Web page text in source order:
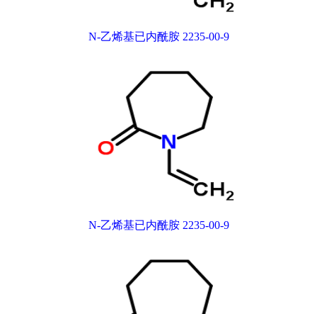
N-乙烯基已内酰胺 2235-00-9
N-乙烯基已内酰胺 2235-00-9